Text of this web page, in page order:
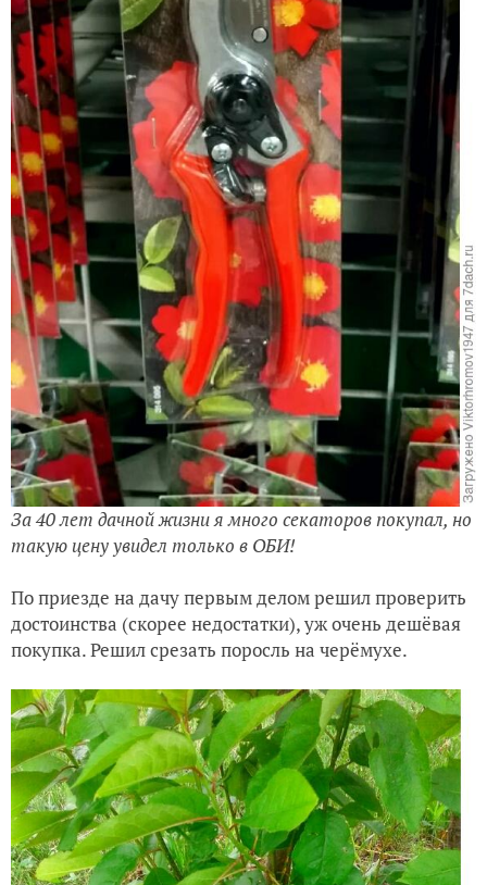
За 40 лет дачной жизни я много секаторов покупал, но
такую цену увидел только в ОБИ!
По приезде на дачу первым делом решил проверить
достоинства (скорее недостатки), уж очень дешёвая
покупка. Решил срезать поросль на черёмухе.